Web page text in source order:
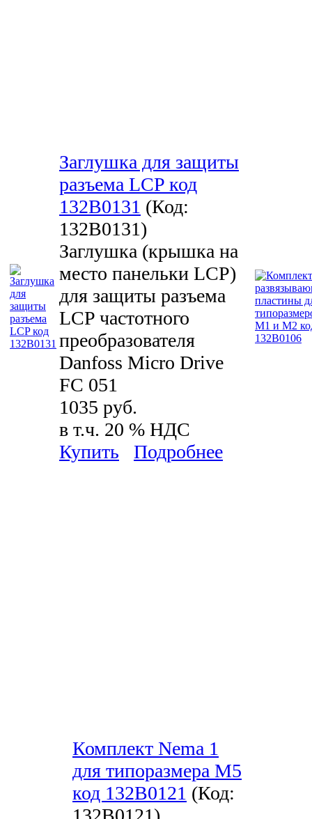
Заглушка для защиты
разъема LCP код
132B0131 (Код:
132B0131)
Заглушка (крышка на
место панельки LCP)
для защиты разъема
LCP частотного
преобразователя
Danfoss Micro Drive
FC 051
1035 руб.
в т.ч. 20 % НДС
Купить
Подробнее
Комплект Nema 1
для типоразмера М5
код 132B0121 (Код: